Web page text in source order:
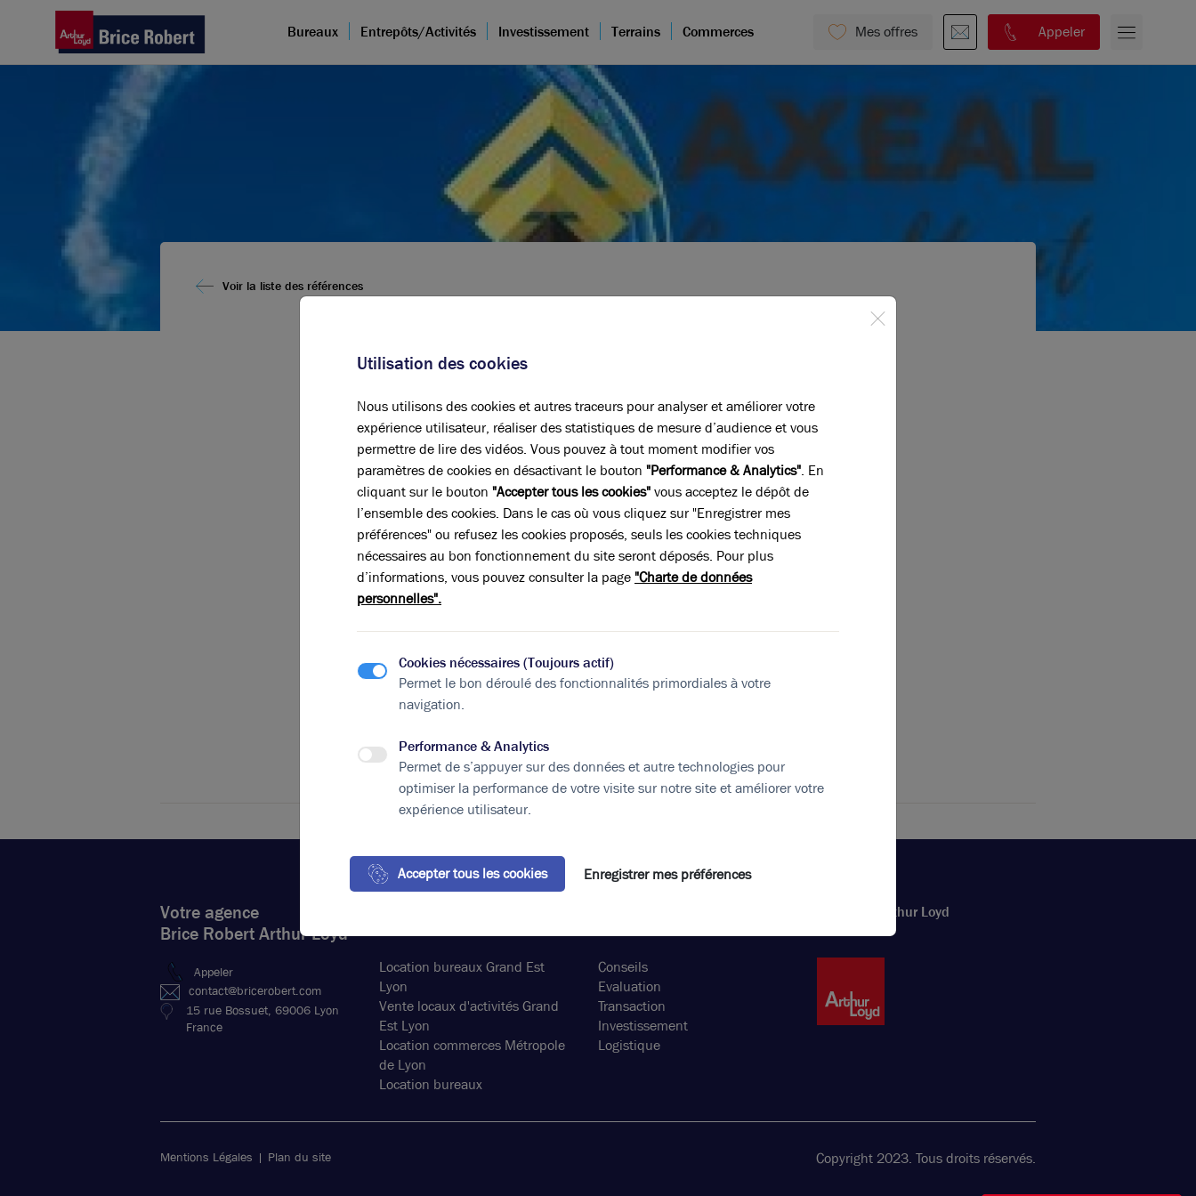
Bureaux Entrepôts/Activités Investissement Terrains Commerces Mes offres Appeler
Voir la liste des références
Accueil Axeal Consultants
Axeal Consultants
Publié le 11 janvier 2024
Brice Robert Arthur Loyd remercieAXEAL CONSULTANTde nous avoir confié la mission
d’implanterleurs bureauxen plein cœur de la Capitale des Gaules.
Depuis une quinzaine d’années, Axeal Consultant intervient auprès des acteurs majeurs des
transports terrestres(automobiles, ferroviaire, land systèmes), del’énergie(machines
défense, spatial) et del’industrie(équipements de productions).
La société apporte, depuis la phase de R&D jusqu’à l’industrialisation, de l’excellence aux
projets de leurs clients, par la
Retrouvez-les bientôt dans le 6ème arrondissement de Lyon !
Votre agence
Brice Robert Arthur Loyd
Appeler
contact@bricerobert.com
15 rue Bossuet, 69006 Lyon
France
Location bureaux Grand Est
Lyon
Vente locaux d'activités Grand
Est Lyon
Location commerces Métropole
de Lyon
Location bureaux
Conseils
Evaluation
Transaction
Investissement
Logistique
Le réseau Arthur Loyd
Mentions Légales Plan du site Copyright 2023. Tous droits réservés.
Utilisation des cookies
Nous utilisons des cookies et autres traceurs pour analyser et améliorer votre
expérience utilisateur, réaliser des statistiques de mesure d’audience et vous
permettre de lire des vidéos. Vous pouvez à tout moment modifier vos
paramètres de cookies en désactivant le bouton "Performance & Analytics". En
cliquant sur le bouton "Accepter tous les cookies"vous acceptez le dépôt de
l’ensemble des cookies. Dans le cas où vous cliquez sur "Enregistrer mes
préférences" ou refusez les cookies proposés, seuls les cookies techniques
nécessaires au bon fonctionnement du site seront déposés. Pour plus
d’informations, vous pouvez consulter la page"Charte de données
personnelles".
Cookies nécessaires (Toujours actif)
Permet le bon déroulé des fonctionnalités primordiales à votre
navigation.
Performance & Analytics
Permet de s’appuyer sur des données et autre technologies pour
optimiser la performance de votre visite sur notre site et améliorer votre
expérience utilisateur.
Accepter tous les cookies Enregistrer mes préférences